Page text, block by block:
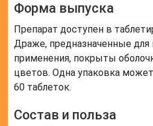
Форма выпуска
Препарат доступен в
Драже, предназначенные для
применения, покрыты
цветов. Одна упаковка
60 таблеток.
Состав и польза